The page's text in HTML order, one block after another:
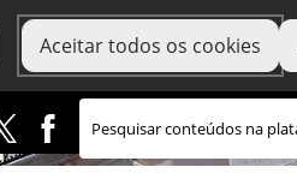
Aceitar todos os cookies